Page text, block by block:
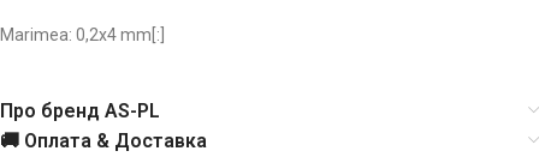
Marimea: 0,2х4 mm[:]
Про бренд AS-PL
🚚 Оплата & Доставка